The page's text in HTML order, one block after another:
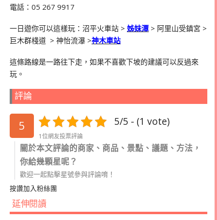
電話： 05 267 9917
一日遊你可以這樣玩：沼平火車站 > 姊妹潭 > 阿里山受鎮宮 >
巨木群棧道 > 神怡流瀑 >神木車站
這條路線是一路往下走，如果不喜歡下坡的建議可以反過來
玩。
評論
5 5/5 - (1 vote)
1位網友投票評論
關於本文評論的商家、商品、景點、議題、方法，
你給幾顆星呢？
歡迎一起點擊星號參與評論唷！
按讚加入粉絲團
延伸閱讀